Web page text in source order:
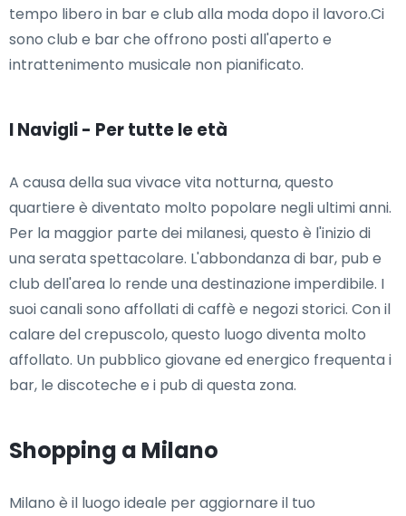
tempo libero in bar e club alla moda dopo il lavoro.Ci
sono club e bar che offrono posti all'aperto e
intrattenimento musicale non pianificato.
I Navigli - Per tutte le età
A causa della sua vivace vita notturna, questo
quartiere è diventato molto popolare negli ultimi anni.
Per la maggior parte dei milanesi, questo è l'inizio di
una serata spettacolare. L'abbondanza di bar, pub e
club dell'area lo rende una destinazione imperdibile. I
suoi canali sono affollati di caffè e negozi storici. Con il
calare del crepuscolo, questo luogo diventa molto
affollato. Un pubblico giovane ed energico frequenta i
bar, le discoteche e i pub di questa zona.
Shopping a Milano
Milano è il luogo ideale per aggiornare il tuo